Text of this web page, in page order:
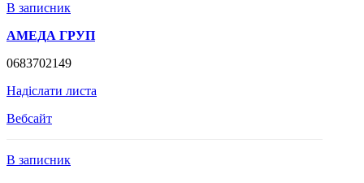
В записник
АМЕДА ГРУП
0683702149
Надіслати листа
Вебсайт
В записник